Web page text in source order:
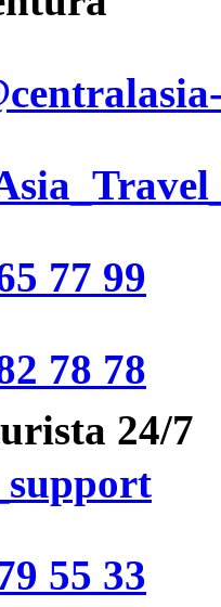
77 99
78 78
24/7
55 33